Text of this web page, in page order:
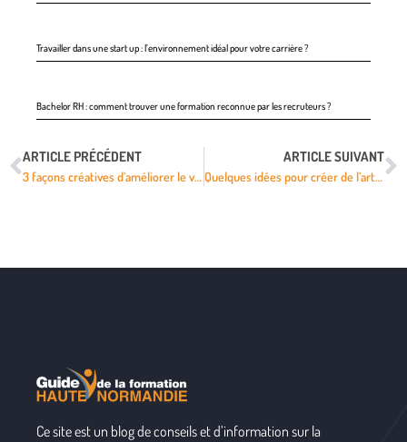
Travailler dans une start up : l’environnement idéal pour votre carrière ?
Bachelor RH : comment trouver une formation reconnue par les recruteurs ?
ARTICLE PRÉCÉDENT
3 façons créatives d’améliorer le vocabulaire des mathématiques
ARTICLE SUIVANT
Quelques idées pour créer de l’art avec le Pixel Art
Ce site est un blog de conseils et d’information sur la